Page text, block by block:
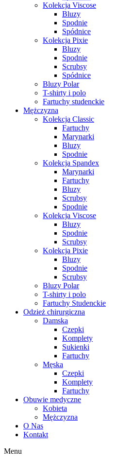
Kolekcja Viscose
Bluzy
Spodnie
Spódnice
Kolekcja Pixie
Bluzy
Spodnie
Scrubsy
Spódnice
Bluzy Polar
T-shirty i polo
Fartuchy studenckie
Mężczyzna
Kolekcja Classic
Fartuchy
Marynarki
Bluzy
Spodnie
Kolekcja Spandex
Marynarki
Fartuchy
Bluzy
Scrubsy
Spodnie
Kolekcja Viscose
Bluzy
Spodnie
Scrubsy
Kolekcja Pixie
Bluzy
Spodnie
Scrubsy
Bluzy Polar
T-shirty i polo
Fartuchy Studenckie
Odzież chirurgiczna
Damska
Czepki
Komplety
Sukienki
Fartuchy
Męska
Czepki
Komplety
Fartuchy
Obuwie medyczne
Kobieta
Mężczyzna
O Nas
Kontakt
Menu